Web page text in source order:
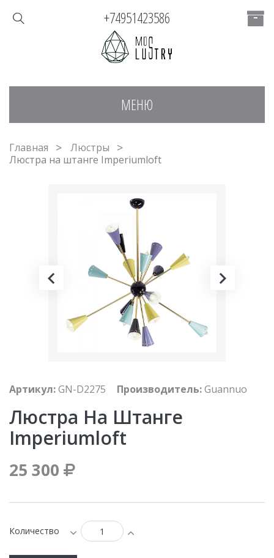
МЕНЮ
+74951423586
Главная
Люстры
Люстра на штанге Imperiumloft
Артикул:GN-D2275 Производитель:Guannuo
Люстра На Штанге
Imperiumloft
25 300
Количество